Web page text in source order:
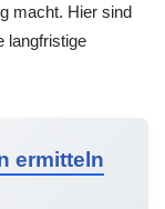
macht. Hier sind
langfristige
ermitteln